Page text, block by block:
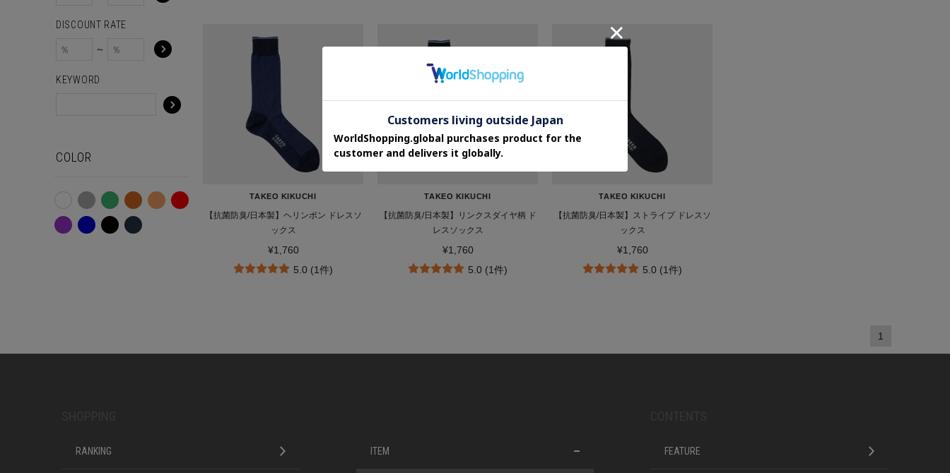
DISCOUNT RATE
～
KEYWORD
COLOR
TAKEO KIKUCHI
【抗菌防臭/日本製】ヘリンボン ドレスソ
ックス
¥1,760
5.0 (1件)
TAKEO KIKUCHI
【抗菌防臭/日本製】リンクスダイヤ柄 ド
レスソックス
¥1,760
5.0 (1件)
TAKEO KIKUCHI
【抗菌防臭/日本製】ストライプ ドレスソ
ックス
¥1,760
5.0 (1件)
1
RANKING ITEM FEATURE